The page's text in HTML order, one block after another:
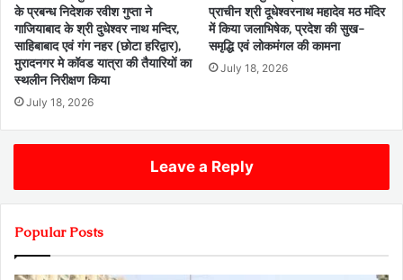
के प्रबन्ध निदेशक रवीश गुप्ता ने
गाजियाबाद के श्री दुधेश्वर नाथ मन्दिर,
साहिबाबाद एवं गंग नहर (छोटा हरिद्वार),
मुरादनगर मे कॉवड यात्रा की तैयारियों का
स्थलीन निरीक्षण किया
July 18, 2026
प्राचीन श्री दूधेश्वरनाथ महादेव मठ मंदिर
में किया जलाभिषेक, प्रदेश की सुख-
समृद्धि एवं लोकमंगल की कामना
July 18, 2026
Leave a Reply
Popular Posts